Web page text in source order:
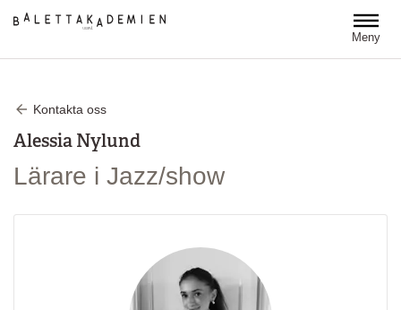
Meny
Kontakta oss
Alessia Nylund
Lärare i Jazz/show